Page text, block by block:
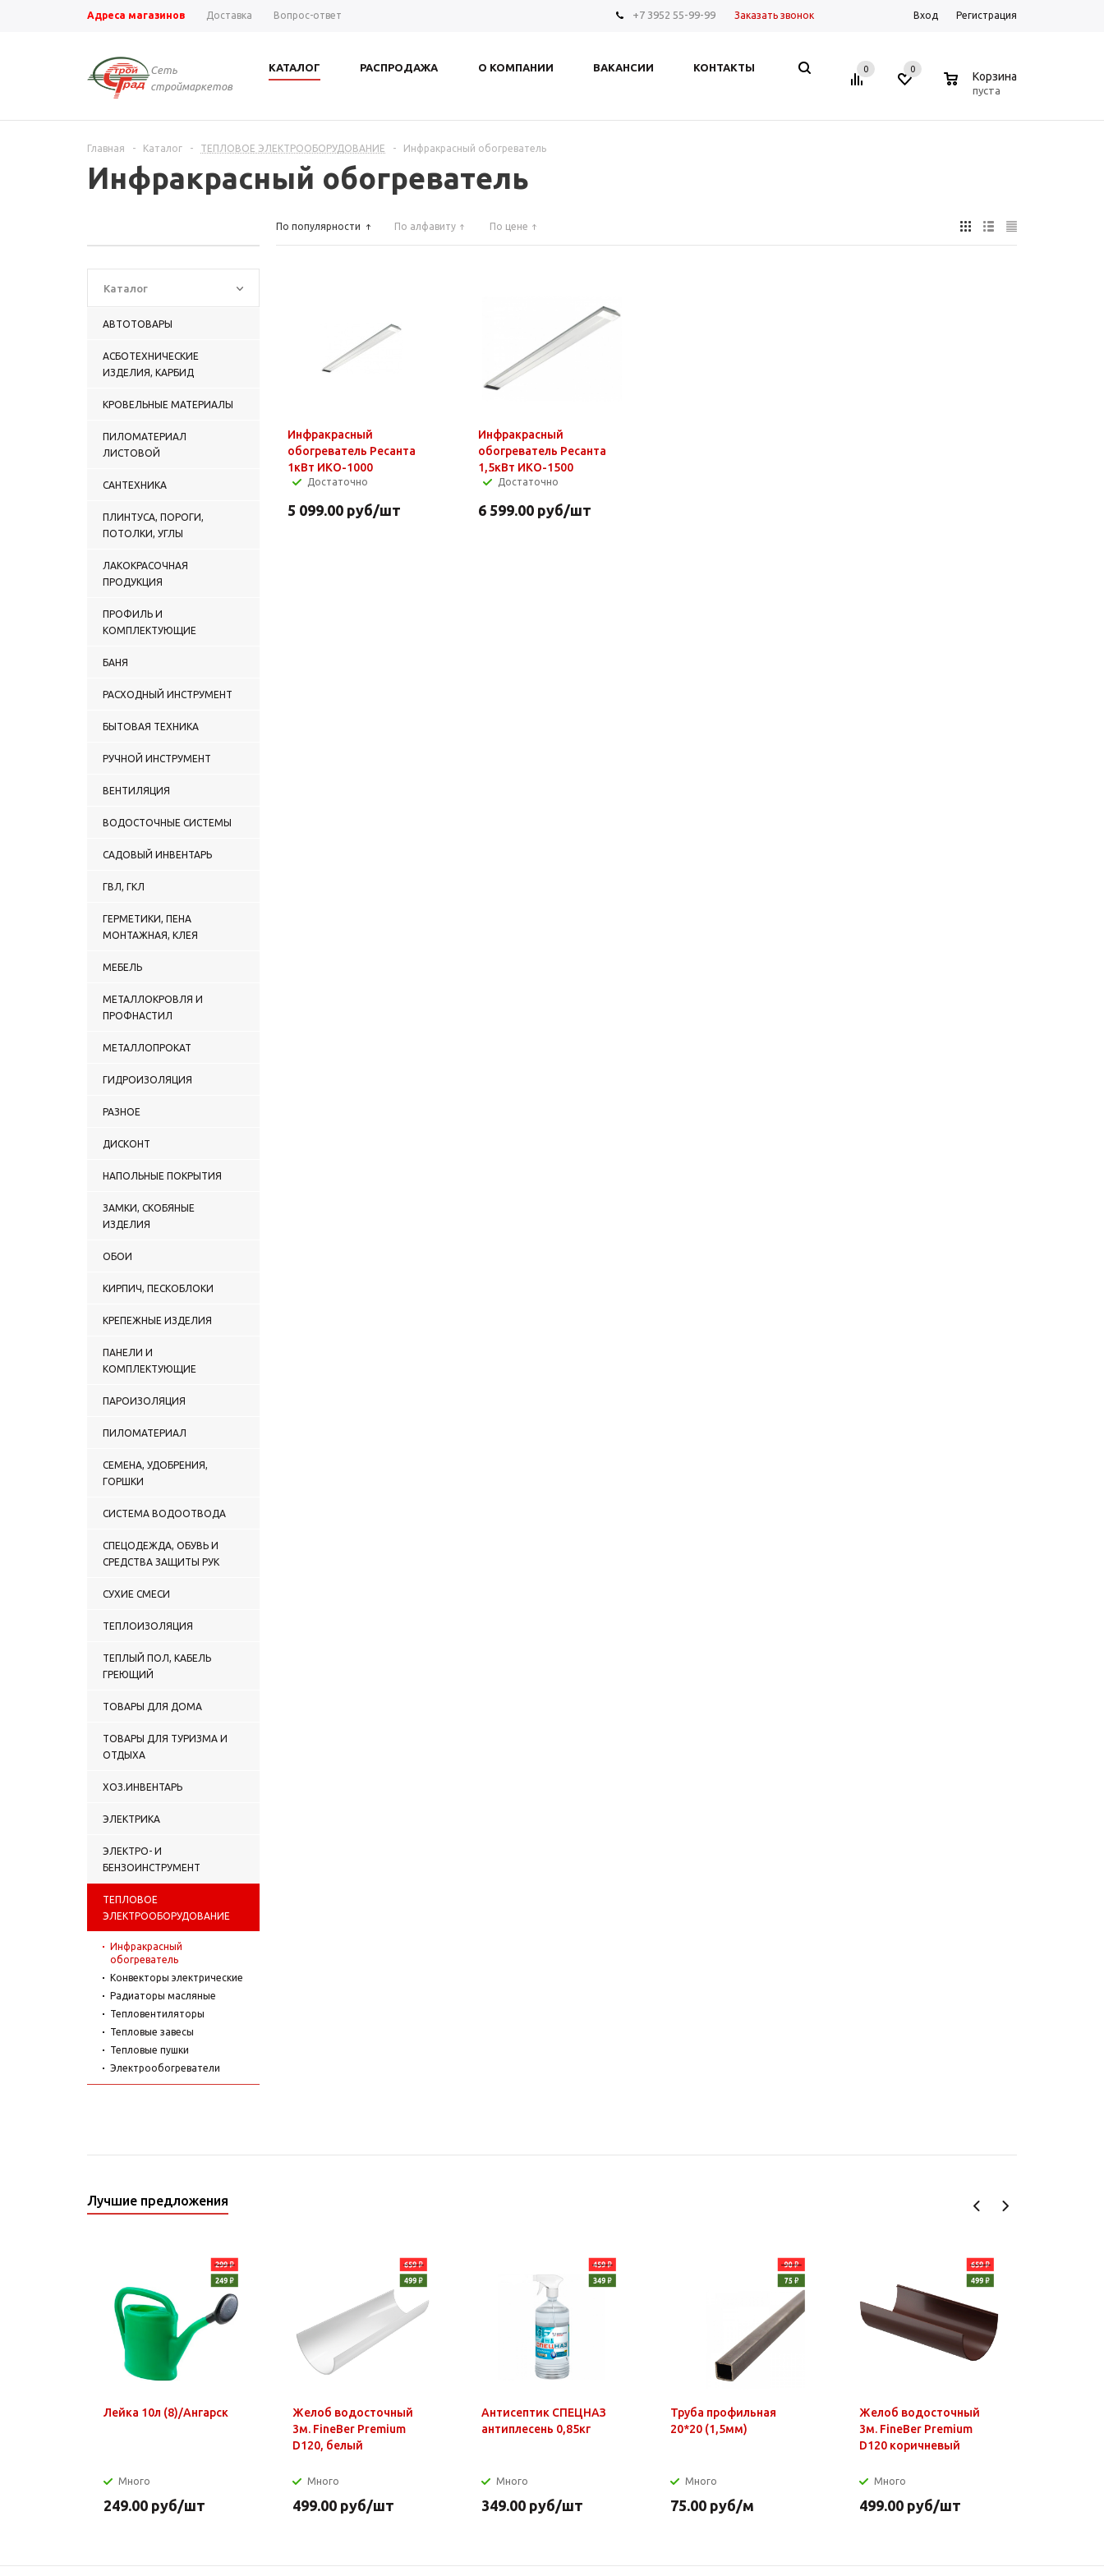
Адреса магазинов Доставка Вопрос-ответ +7 3952 55-99-99 Заказать звонок Вход Регистрация
Сеть
строймаркетов
КАТАЛОГ РАСПРОДАЖА О КОМПАНИИ ВАКАНСИИ КОНТАКТЫ 0 0
Корзина
пуста
Главная - Каталог - ТЕПЛОВОЕ ЭЛЕКТРООБОРУДОВАНИЕ - Инфракрасный обогреватель
Инфракрасный обогреватель
Каталог
АВТОТОВАРЫ
АСБОТЕХНИЧЕСКИЕ
ИЗДЕЛИЯ, КАРБИД
КРОВЕЛЬНЫЕ МАТЕРИАЛЫ
ПИЛОМАТЕРИАЛ
ЛИСТОВОЙ
САНТЕХНИКА
ПЛИНТУСА, ПОРОГИ,
ПОТОЛКИ, УГЛЫ
ЛАКОКРАСОЧНАЯ
ПРОДУКЦИЯ
ПРОФИЛЬ И
КОМПЛЕКТУЮЩИЕ
БАНЯ
РАСХОДНЫЙ ИНСТРУМЕНТ
БЫТОВАЯ ТЕХНИКА
РУЧНОЙ ИНСТРУМЕНТ
ВЕНТИЛЯЦИЯ
ВОДОСТОЧНЫЕ СИСТЕМЫ
САДОВЫЙ ИНВЕНТАРЬ
ГВЛ, ГКЛ
ГЕРМЕТИКИ, ПЕНА
МОНТАЖНАЯ, КЛЕЯ
МЕБЕЛЬ
МЕТАЛЛОКРОВЛЯ И
ПРОФНАСТИЛ
МЕТАЛЛОПРОКАТ
ГИДРОИЗОЛЯЦИЯ
РАЗНОЕ
ДИСКОНТ
НАПОЛЬНЫЕ ПОКРЫТИЯ
ЗАМКИ, СКОБЯНЫЕ
ИЗДЕЛИЯ
ОБОИ
КИРПИЧ, ПЕСКОБЛОКИ
КРЕПЕЖНЫЕ ИЗДЕЛИЯ
ПАНЕЛИ И
КОМПЛЕКТУЮЩИЕ
ПАРОИЗОЛЯЦИЯ
ПИЛОМАТЕРИАЛ
СЕМЕНА, УДОБРЕНИЯ,
ГОРШКИ
СИСТЕМА ВОДООТВОДА
СПЕЦОДЕЖДА, ОБУВЬ И
СРЕДСТВА ЗАЩИТЫ РУК
СУХИЕ СМЕСИ
ТЕПЛОИЗОЛЯЦИЯ
ТЕПЛЫЙ ПОЛ, КАБЕЛЬ
ГРЕЮЩИЙ
ТОВАРЫ ДЛЯ ДОМА
ТОВАРЫ ДЛЯ ТУРИЗМА И
ОТДЫХА
ХОЗ.ИНВЕНТАРЬ
ЭЛЕКТРИКА
ЭЛЕКТРО- И
БЕНЗОИНСТРУМЕНТ
ТЕПЛОВОЕ
ЭЛЕКТРООБОРУДОВАНИЕ
Инфракрасный
обогреватель
Конвекторы электрические
Радиаторы масляные
Тепловентиляторы
Тепловые завесы
Тепловые пушки
Электрообогреватели
По популярности По алфавиту По цене
Инфракрасный
обогреватель Ресанта
1кВт ИКО-1000
Достаточно
5 099.00 руб/шт
Инфракрасный
обогреватель Ресанта
1,5кВт ИКО-1500
Достаточно
6 599.00руб/шт
Лучшие предложения
Лейка 10л (8)/Ангарск
Много
249.00 руб/шт
Желоб водосточный
3м. FineBer Premium
D120, белый
Много
499.00 руб/шт
Антисептик СПЕЦНАЗ
антиплесень 0,85кг
Много
349.00 руб/шт
Труба профильная
20*20 (1,5мм)
Много
75.00 руб/м
Желоб водосточный
3м. FineBer Premium
D120 коричневый
Много
499.00 руб/шт